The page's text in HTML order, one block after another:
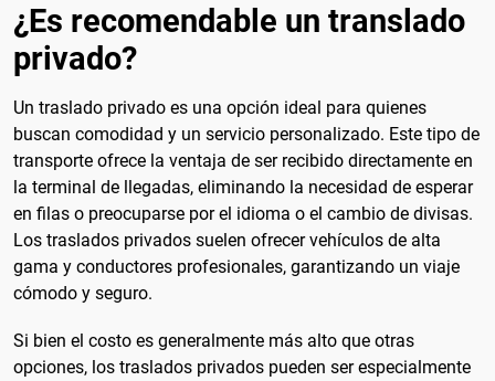
¿Es recomendable un translado
privado?
Un traslado privado es una opción ideal para quienes
buscan comodidad y un servicio personalizado. Este tipo de
transporte ofrece la ventaja de ser recibido directamente en
la terminal de llegadas, eliminando la necesidad de esperar
en filas o preocuparse por el idioma o el cambio de divisas.
Los traslados privados suelen ofrecer vehículos de alta
gama y conductores profesionales, garantizando un viaje
cómodo y seguro.
Si bien el costo es generalmente más alto que otras
opciones, los traslados privados pueden ser especialmente